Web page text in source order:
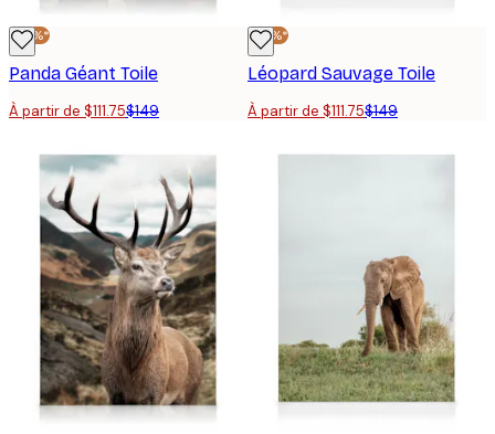
-25%*
Panda Géant Toile
À partir de $111.75$149
-25%*
Léopard Sauvage Toile
À partir de $111.75$149